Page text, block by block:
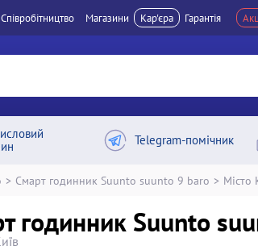
Співробітництво Магазини Кар'єра Гарантія
Telegram-помічник
> Смарт годинник Suunto suunto 9 baro > Місто
годинник Suunto